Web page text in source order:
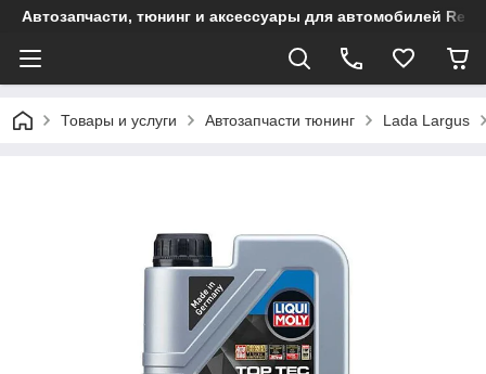
Автозапчасти, тюнинг и аксессуары для автомобилей
Товары и услуги Автозапчасти тюнинг Lada Largus